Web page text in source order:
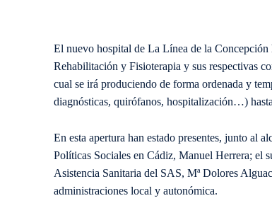
El nuevo hospital de La Línea de la Concepción
Rehabilitación y Fisioterapia y sus respectivas
cual se irá produciendo de forma ordenada y
diagnósticas, quirófanos, hospitalización…)
En esta apertura han estado presentes, junto al
Políticas Sociales en Cádiz, Manuel Herrera; el
Asistencia Sanitaria del SAS, Mª Dolores
administraciones local y autonómica.